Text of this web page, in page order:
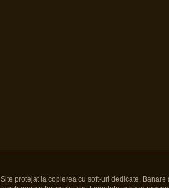
Site protejat la copierea cu soft-uri dedicate.